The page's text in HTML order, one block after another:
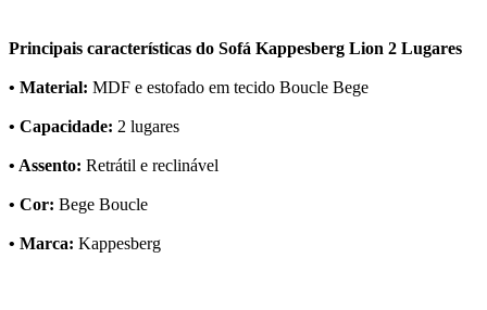
Principais características do Sofá Kappesberg Lion 2 Lugares
• Material: MDF e estofado em tecido Boucle Bege
• Capacidade: 2 lugares
• Assento: Retrátil e reclinável
• Cor: Bege Boucle
• Marca: Kappesberg